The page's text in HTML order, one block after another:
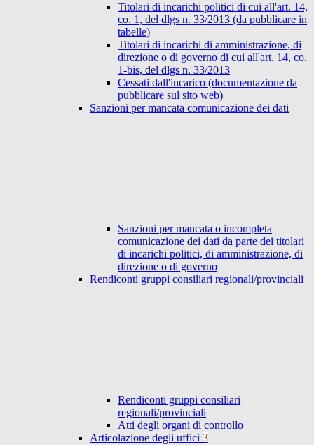
Titolari di incarichi politici di cui all'art. 14,
co. 1, del dlgs n. 33/2013 (da pubblicare in
tabelle)
Titolari di incarichi di amministrazione, di
direzione o di governo di cui all'art. 14, co.
1-bis, del dlgs n. 33/2013
Cessati dall'incarico (documentazione da
pubblicare sul sito web)
Sanzioni per mancata comunicazione dei dati
Sanzioni per mancata o incompleta
comunicazione dei dati da parte dei titolari
di incarichi politici, di amministrazione, di
direzione o di governo
Rendiconti gruppi consiliari regionali/provinciali
Rendiconti gruppi consiliari
regionali/provinciali
Atti degli organi di controllo
Articolazione degli uffici 3